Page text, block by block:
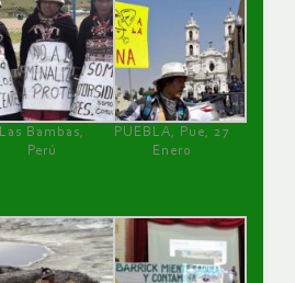
Las Bambas,
Perú
PUEBLA, Pue, 27
Enero